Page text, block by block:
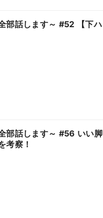
部話します～ #52 【下ハ
部話します～ #56 いい脚
考察！